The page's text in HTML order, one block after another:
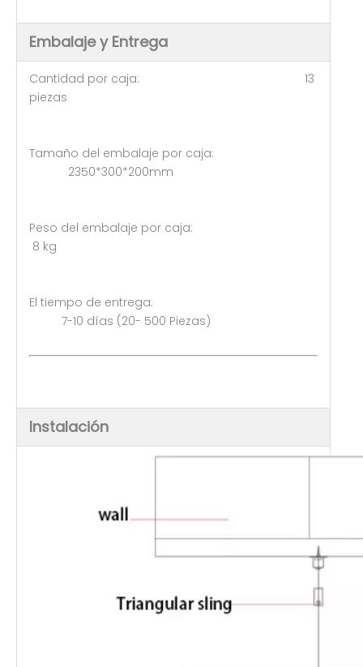
Embalaje y Entrega
Cantidad por caja: 13
piezas
Tamaño del embalaje por caja:
2350*300*200mm
Peso del embalaje por caja:
8 kg
El tiempo de entrega:
7-10 días (20- 500 Piezas)
Instalación